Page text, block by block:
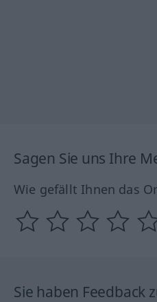
Sagen Sie uns Ihre
Wie gefällt Ihnen das
Sie haben Feedback